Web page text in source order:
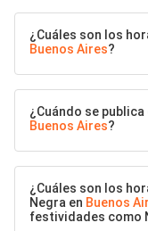
¿Cuáles son los
Buenos Aires?
¿Cuándo se
Buenos Aires?
¿Cuáles son los
Negra en Buenos
festividades como